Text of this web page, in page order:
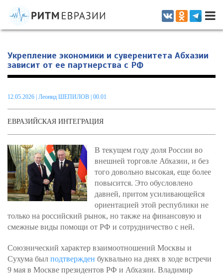
Информационно-аналитическое издание, посвященное актуальным
проблемам интеграции на постсоветском пространстве
Укрепление экономики и суверенитета Абхазии
зависит от ее партнерства с РФ
12.05.2026 Леонид ШЕПИЛОВ | 00.01
ЕВРАЗИЙСКАЯ ИНТЕГРАЦИЯ
В текущем году доля России во
внешней торговле Абхазии, и без
того довольно высокая, еще более
повысится. Это обусловлено
давней, притом усиливающейся
ориентацией этой республики не
только на российский рынок, но также на финансовую и
смежные виды помощи от РФ и сотрудничество с ней.
Союзнический характер взаимоотношений Москвы и
Сухума был подтвержден буквально на днях в ходе встречи
9 мая в Москве президентов РФ и Абхазии. Владимир